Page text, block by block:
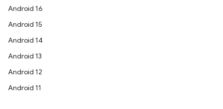
Android 16
Android 15
Android 14
Android 13
Android 12
Android 11